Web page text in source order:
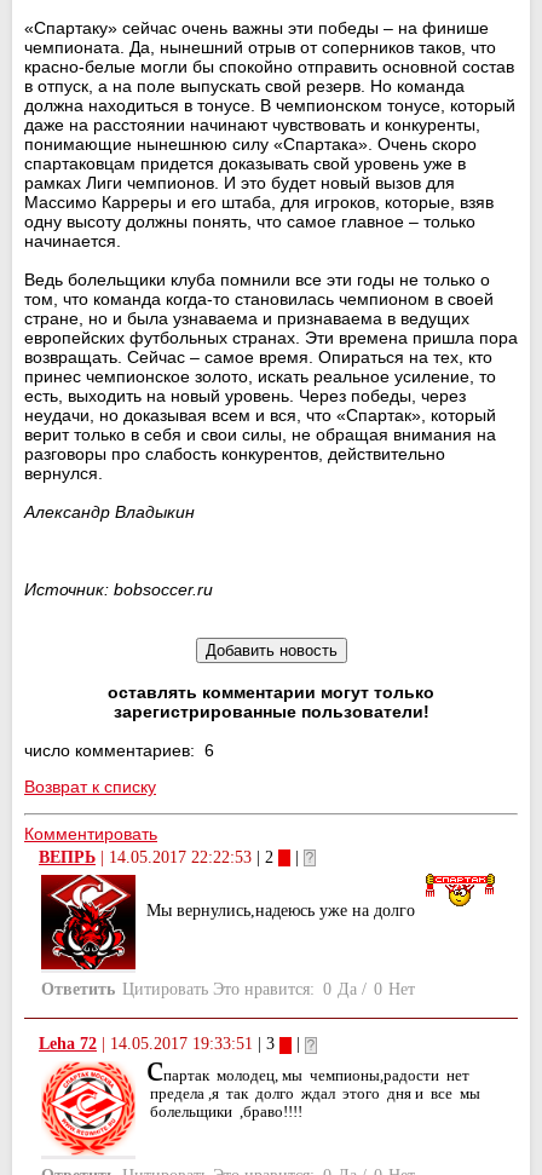
«Спартаку» сейчас очень важны эти победы – на финише
чемпионата. Да, нынешний отрыв от соперников таков, что
красно-белые могли бы спокойно отправить основной состав
в отпуск, а на поле выпускать свой резерв. Но команда
должна находиться в тонусе. В чемпионском тонусе, который
даже на расстоянии начинают чувствовать и конкуренты,
понимающие нынешнюю силу «Спартака». Очень скоро
спартаковцам придется доказывать свой уровень уже в
рамках Лиги чемпионов. И это будет новый вызов для
Массимо Карреры и его штаба, для игроков, которые, взяв
одну высоту должны понять, что самое главное – только
начинается.
Ведь болельщики клуба помнили все эти годы не только о
том, что команда когда-то становилась чемпионом в своей
стране, но и была узнаваема и признаваема в ведущих
европейских футбольных странах. Эти времена пришла пора
возвращать. Сейчас – самое время. Опираться на тех, кто
принес чемпионское золото, искать реальное усиление, то
есть, выходить на новый уровень. Через победы, через
неудачи, но доказывая всем и вся, что «Спартак», который
верит только в себя и свои силы, не обращая внимания на
разговоры про слабость конкурентов, действительно
вернулся.
Александр Владыкин
Источник: bobsoccer.ru
оставлять комментарии могут только
зарегистрированные пользователи!
число комментариев: 6
Возврат к списку
Комментировать
ВЕПРЬ | 14.05.2017 22:22:53 | 2 |
Мы вернулись,надеюсь уже на долго
Ответить Цитировать Это нравится: 0 Да / 0 Нет
Leha 72 14.05.2017 19:33:51 | 3
спартак молодец, мы чемпионы,радости нет
предела ,я так долго ждал этого дня и все мы
болельщики ,браво!!!!